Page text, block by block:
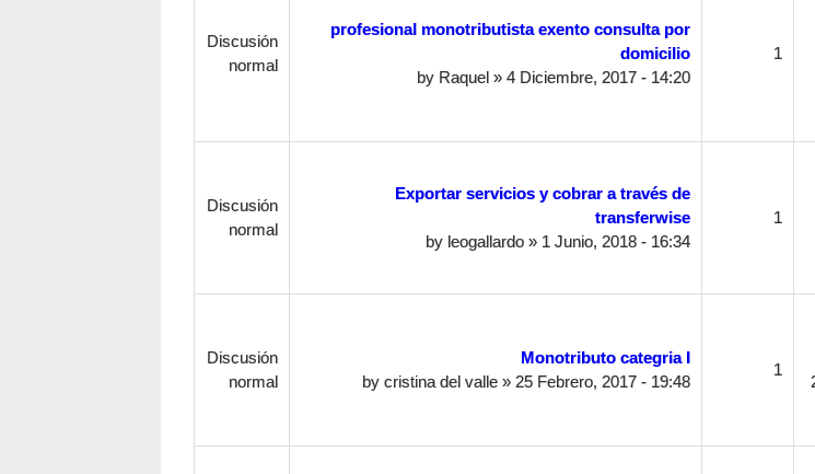
Discusión
normal
profesional monotributista exento consulta por
domicilio
by Raquel» 4 Diciembre, 2017 - 14:20
1
Discusión
normal
Exportar servicios y cobrar a través de
transferwise
by leogallardo» 1 Junio, 2018 - 16:34
1
Discusión
normal
Monotributo categria I
by cristina del valle» 25 Febrero, 2017 - 19:48
1